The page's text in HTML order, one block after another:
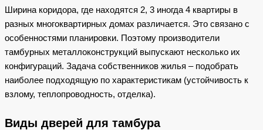
Ширина коридора, где находятся 2, 3 иногда 4 квартиры в
разных многоквартирных домах различается. Это связано с
особенностями планировки. Поэтому производители
тамбурных металлоконструкций выпускают несколько их
конфигураций. Задача собственников жилья – подобрать
наиболее подходящую по характеристикам (устойчивость к
взлому, теплопроводность, отделка).
Виды дверей для тамбура